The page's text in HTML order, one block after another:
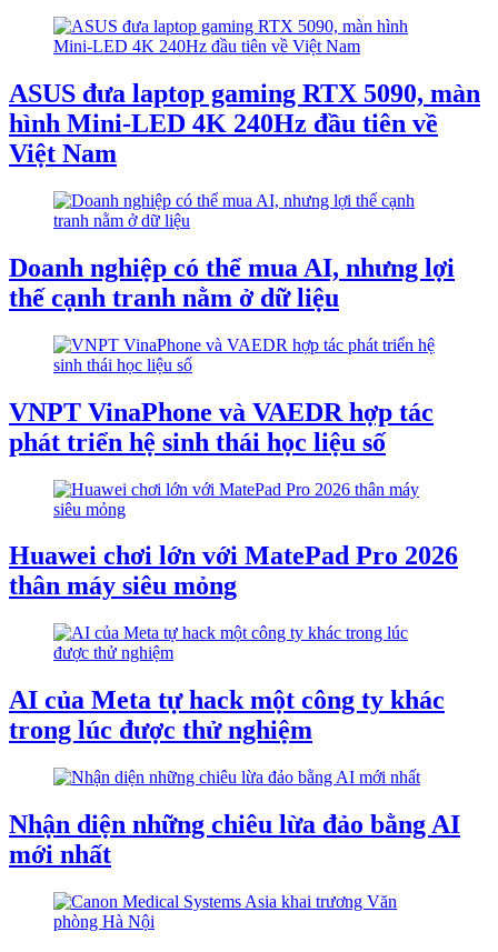
ASUS đưa laptop gaming RTX 5090, màn
hình Mini-LED 4K 240Hz đầu tiên về
Việt Nam
Doanh nghiệp có thể mua AI, nhưng lợi
thế cạnh tranh nằm ở dữ liệu
VNPT VinaPhone và VAEDR hợp tác
phát triển hệ sinh thái học liệu số
Huawei chơi lớn với MatePad Pro 2026
thân máy siêu mỏng
AI của Meta tự hack một công ty khác
trong lúc được thử nghiệm
Nhận diện những chiêu lừa đảo bằng AI
mới nhất